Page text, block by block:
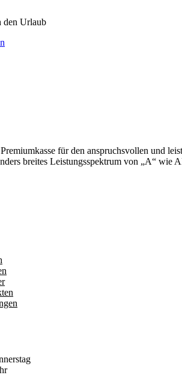
den Urlaub
für den anspruchsvollen und
breites Leistungsspektrum von „A“ wie